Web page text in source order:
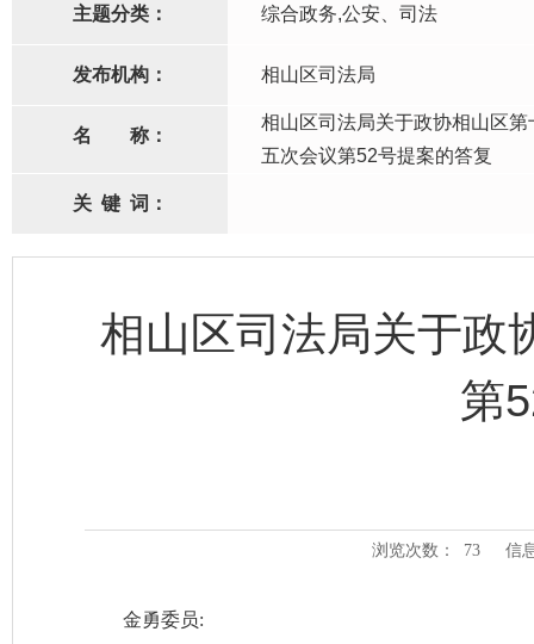
主题分类： 综合政务,公安、司法
发布机构： 相山区司法局
名 称：
相山区司法局关于政协相山区第
五次会议第52号提案的答复
关 键 词：
相山区司法局关于政
第
浏览次数： 73 信
金勇委员: